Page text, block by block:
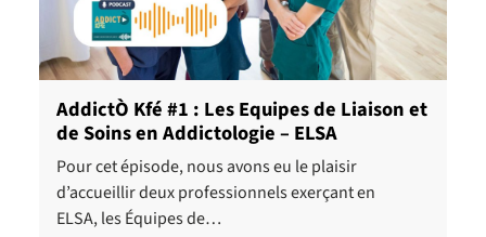
AddictÒ Kfé #1 : Les Equipes de Liaison et
de Soins en Addictologie – ELSA
Pour cet épisode, nous avons eu le plaisir
d’accueillir deux professionnels exerçant en
ELSA, les Équipes de…